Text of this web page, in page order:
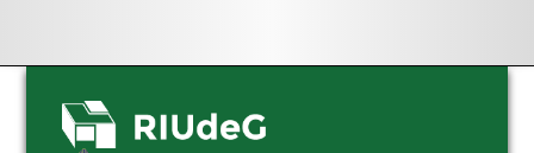
Skip
navigation